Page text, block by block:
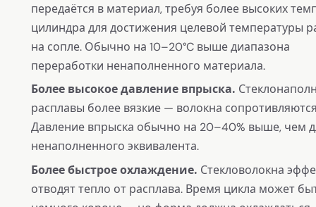
передаётся в материал, требуя более высоких
цилиндра для достижения целевой температуры
на сопле. Обычно на 10–20°C выше диапазона
переработки ненаполненного материала.
Более высокое давление впрыска.
расплавы более вязкие — волокна
Давление впрыска обычно на 20–40% выше, чем
ненаполненного эквивалента.
Более быстрое охлаждение. Стекловолокна
отводят тепло от расплава. Время цикла может